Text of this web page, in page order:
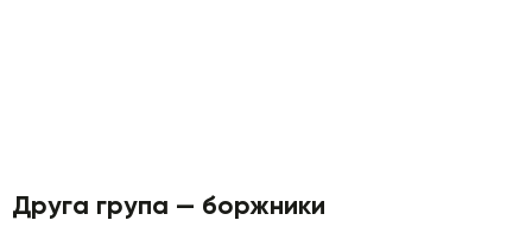
Друга група — боржники